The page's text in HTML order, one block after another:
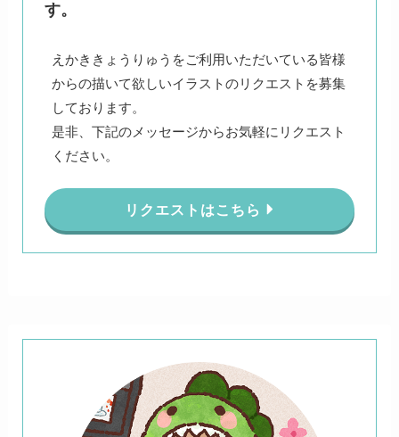
す。
えかききょうりゅうをご利用いただいている皆様
からの描いて欲しいイラストのリクエストを募集
しております。
是非、下記のメッセージからお気軽にリクエスト
ください。
リクエストはこちら